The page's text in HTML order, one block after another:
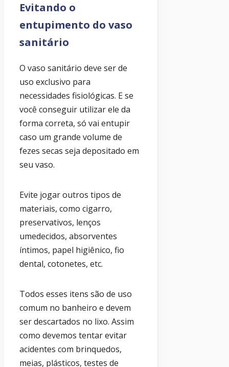
Evitando o
entupimento do vaso
sanitário
O vaso sanitário deve ser de
uso exclusivo para
necessidades fisiológicas. E se
você conseguir utilizar ele da
forma correta, só vai entupir
caso um grande volume de
fezes secas seja depositado em
seu vaso.
Evite jogar outros tipos de
materiais, como cigarro,
preservativos, lenços
umedecidos, absorventes
íntimos, papel higiênico, fio
dental, cotonetes, etc.
Todos esses itens são de uso
comum no banheiro e devem
ser descartados no lixo. Assim
como devemos tentar evitar
acidentes com brinquedos,
meias, plásticos, testes de